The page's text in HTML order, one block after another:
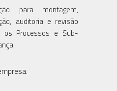
para montagem,
auditoria e revisão
os Processos e Sub-